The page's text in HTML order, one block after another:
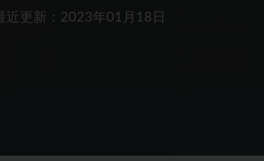
近更新：2023年01月18日